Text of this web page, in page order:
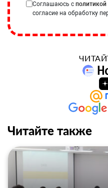
Соглашаюсь с
согласие на обработку
Читайте также